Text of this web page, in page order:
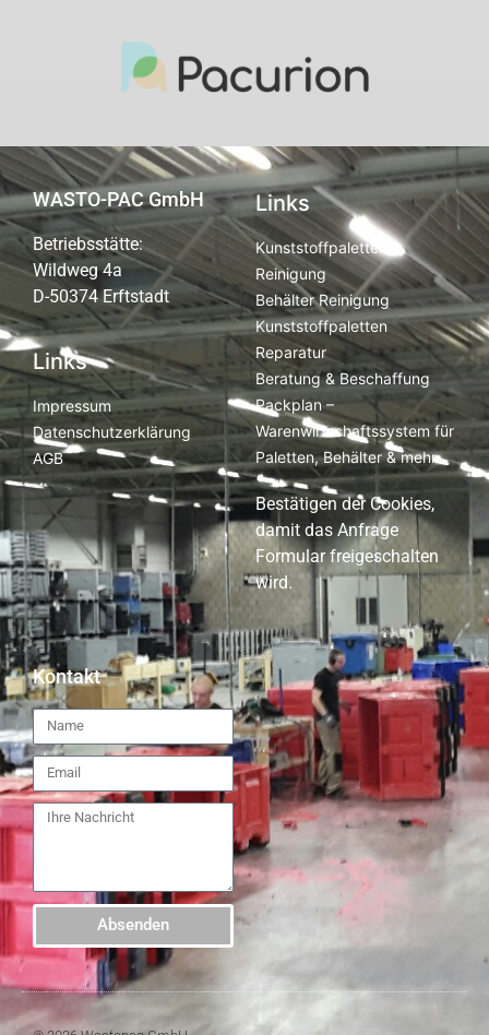
WASTO-PAC GmbH
Betriebsstätte:
Wildweg 4a
D-50374 Erftstadt
Links
Impressum
Datenschutzerklärung
AGB
Links
Kunststoffpaletten
Reinigung
Behälter Reinigung
Kunststoffpaletten
Reparatur
Beratung & Beschaffung
Packplan –
Warenwirtschaftssystem für
Paletten, Behälter & mehr
Bestätigen der Cookies,
damit das Anfrage
Formular freigeschalten
wird.
Kontakt
Absenden